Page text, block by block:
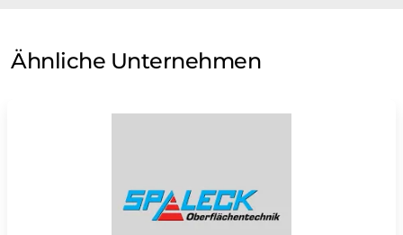
Ähnliche Unternehmen